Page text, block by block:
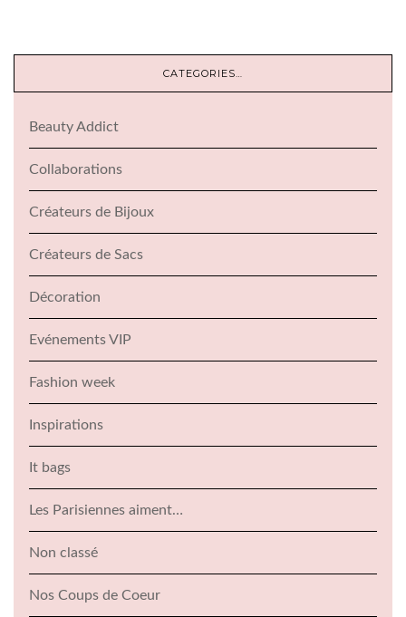
CATEGORIES…
Beauty Addict
Collaborations
Créateurs de Bijoux
Créateurs de Sacs
Décoration
Evénements VIP
Fashion week
Inspirations
It bags
Les Parisiennes aiment…
Non classé
Nos Coups de Coeur